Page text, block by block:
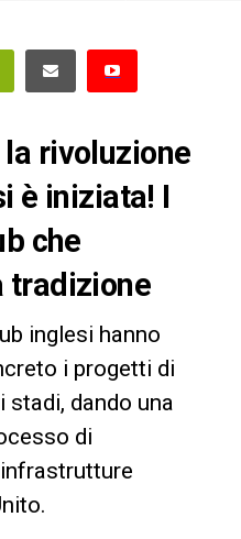
rivoluzione
è iniziata! I
che
tradizione
inglesi hanno
i progetti di
stadi, dando una
di